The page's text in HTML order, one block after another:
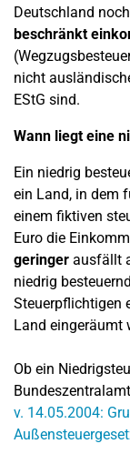
Deutschland
beschränkt
nicht
EStG sind.
Wann liegt eine
Ein niedrig
ein Land, in dem
einem fiktiven
Euro die
geringer ausfällt
niedrig
Steuerpflichtigen
Land eingeräumt
Ob ein
v. 14.05.2004: